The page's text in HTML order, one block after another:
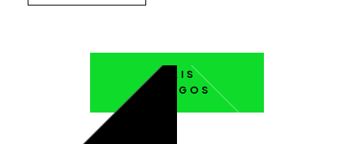
MAIS
ARTIGOS